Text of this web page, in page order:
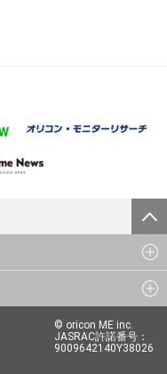
© oricon ME inc.
JASRAC許諾番号：
9009642140Y38026